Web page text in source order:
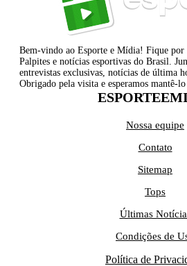
Bem-vindo ao Esporte e Mídia! Fique por
Palpites e notícias esportivas do Brasil.
entrevistas exclusivas, notícias de última
Obrigado pela visita e esperamos mantê-
Nossa equipe
Contato
Sitemap
Tops
Últimas
Condições de
Política de